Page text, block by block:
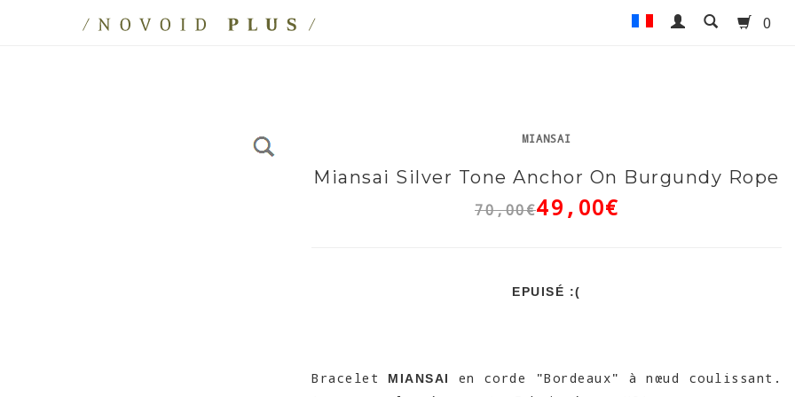
0
MIANSAI
Miansai Silver Tone Anchor On Burgundy Rope
70,00€49,00€
EPUISÉ :(
Bracelet MIANSAI
en corde "Bordeaux" à nœud coulissant.